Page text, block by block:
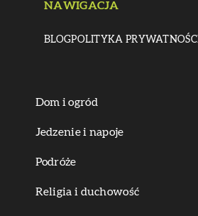
NAWIGACJA
BLOG POLITYKA PRYWATNOŚCI
Dom i ogród
Jedzenie i napoje
Podróże
Religia i duchowość